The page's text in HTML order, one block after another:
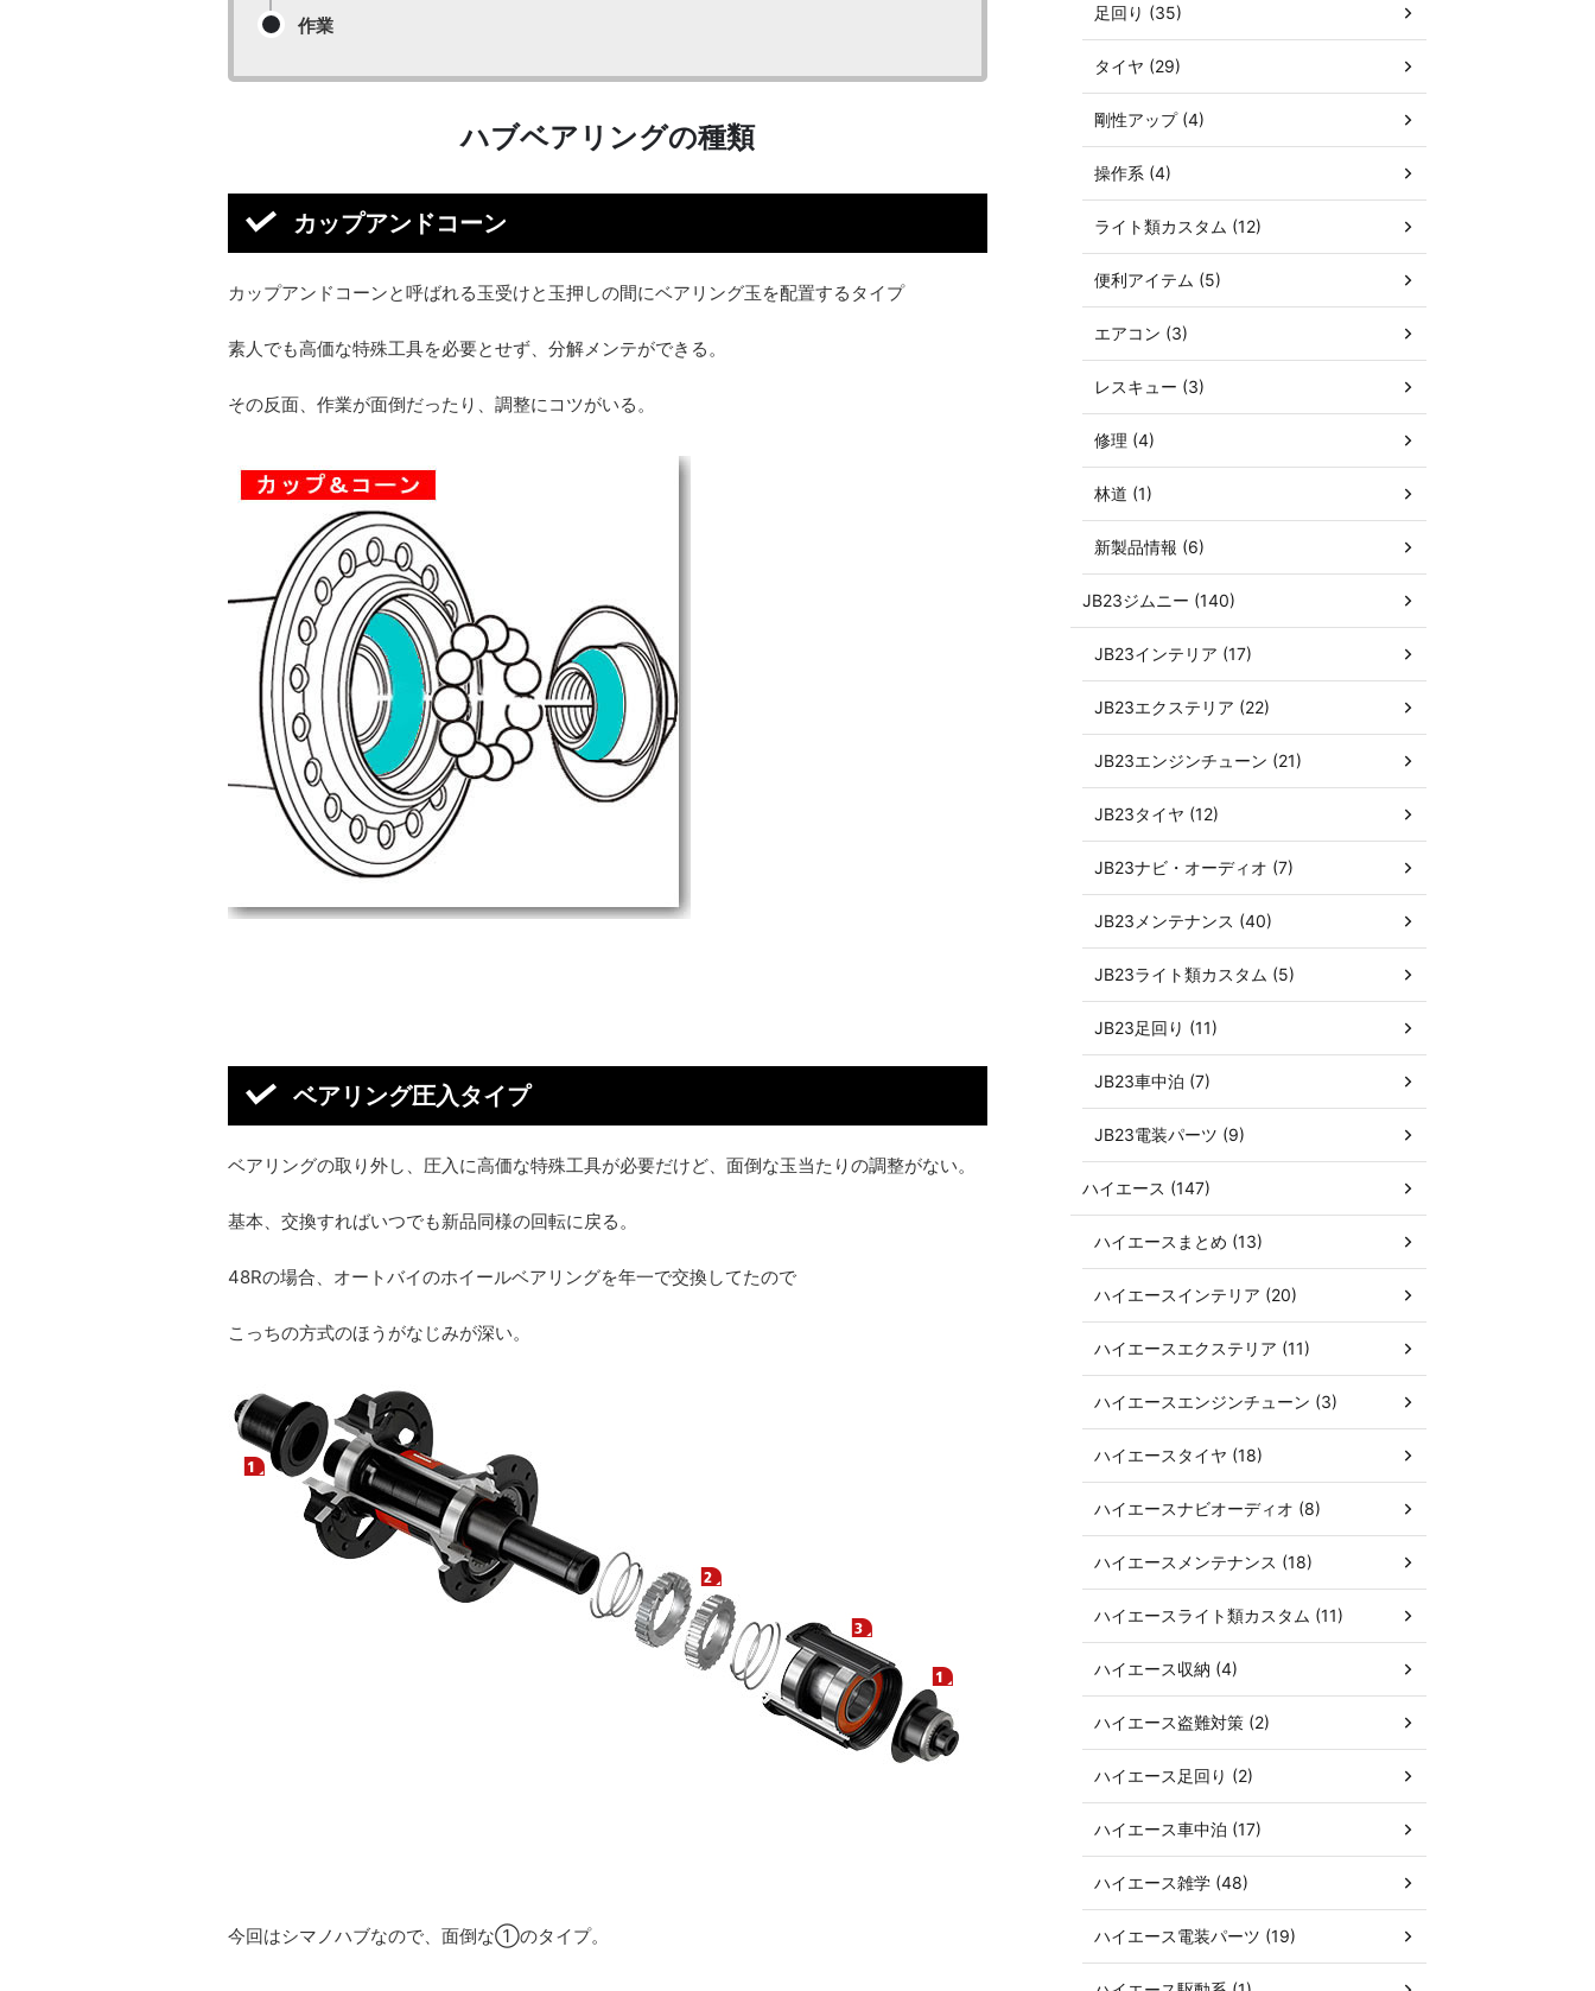
作業
ハブベアリングの種類
カップアンドコーン
カップアンドコーンと呼ばれる玉受けと玉押しの間にベアリング玉を配置するタイプ
素人でも高価な特殊工具を必要とせず、分解メンテができる。
その反面、作業が面倒だったり、調整にコツがいる。
ベアリング圧入タイプ
ベアリングの取り外し、圧入に高価な特殊工具が必要だけど、面倒な玉当たりの調整がない。
基本、交換すればいつでも新品同様の回転に戻る。
48Rの場合、オートバイのホイールベアリングを年一で交換してたので
こっちの方式のほうがなじみが深い。
今回はシマノハブなので、面倒な①のタイプ。
足回り (35)
タイヤ (29)
剛性アップ (4)
操作系 (4)
ライト類カスタム (12)
便利アイテム (5)
エアコン (3)
レスキュー (3)
修理 (4)
林道 (1)
新製品情報 (6)
JB23ジムニー (140)
JB23インテリア (17)
JB23エクステリア (22)
JB23エンジンチューン (21)
JB23タイヤ (12)
JB23ナビ・オーディオ (7)
JB23メンテナンス (40)
JB23ライト類カスタム (5)
JB23足回り (11)
JB23車中泊 (7)
JB23電装パーツ (9)
ハイエース (147)
ハイエースまとめ (13)
ハイエースインテリア (20)
ハイエースエクステリア (11)
ハイエースエンジンチューン (3)
ハイエースタイヤ (18)
ハイエースナビオーディオ (8)
ハイエースメンテナンス (18)
ハイエースライト類カスタム (11)
ハイエース収納 (4)
ハイエース盗難対策 (2)
ハイエース足回り (2)
ハイエース車中泊 (17)
ハイエース雑学 (48)
ハイエース電装パーツ (19)